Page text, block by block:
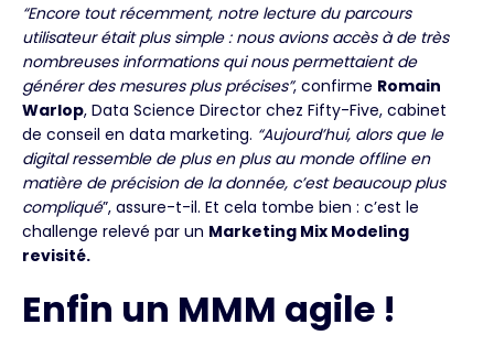
“Encore tout récemment, notre lecture du parcours
utilisateur était plus simple : nous avions accès à de très
nombreuses informations qui nous permettaient de
générer des mesures plus précises”, confirme Romain
Warlop, Data Science Director chez Fifty-Five, cabinet
de conseil en data marketing. “Aujourd’hui, alors que le
digital ressemble de plus en plus au monde offline en
matière de précision de la donnée, c’est beaucoup plus
compliqué”, assure-t-il. Et cela tombe bien : c’est le
challenge relevé par un Marketing Mix Modeling
revisité.
Enfin un MMM agile !